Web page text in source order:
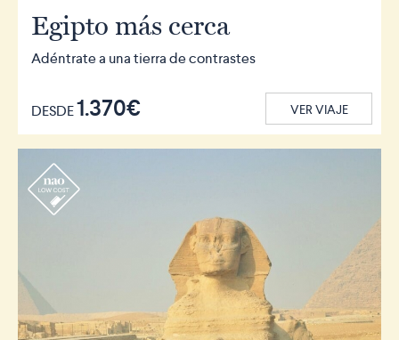
Egipto más cerca
Adéntrate a una tierra de contrastes
DESDE1.370€ VER VIAJE
r